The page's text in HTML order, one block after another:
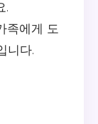
.
족에게 도
니다.